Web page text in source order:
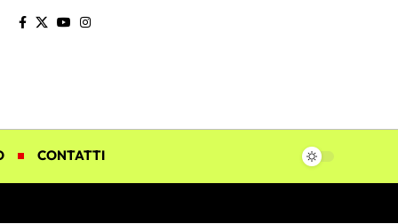
CONTATTI